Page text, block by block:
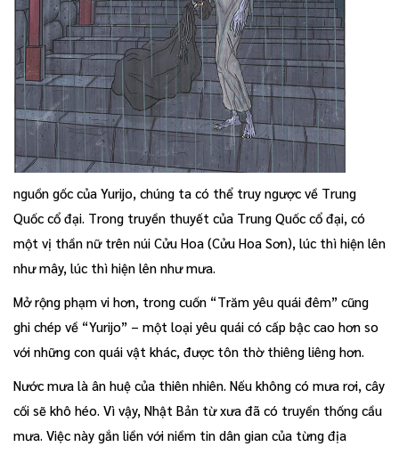
nguồn gốc của Yurijo, chúng ta có thể truy ngược về Trung
Quốc cổ đại. Trong truyền thuyết của Trung Quốc cổ đại, có
một vị thần nữ trên núi Cửu Hoa (Cửu Hoa Sơn), lúc thì hiện lên
như mây, lúc thì hiện lên như mưa.
Mở rộng phạm vi hơn, trong cuốn “Trăm yêu quái đêm” cũng
ghi chép về “Yurijo” – một loại yêu quái có cấp bậc cao hơn so
với những con quái vật khác, được tôn thờ thiêng liêng hơn.
Nước mưa là ân huệ của thiên nhiên. Nếu không có mưa rơi, cây
cối sẽ khô héo. Vì vậy, Nhật Bản từ xưa đã có truyền thống cầu
mưa. Việc này gắn liền với niềm tin dân gian của từng địa